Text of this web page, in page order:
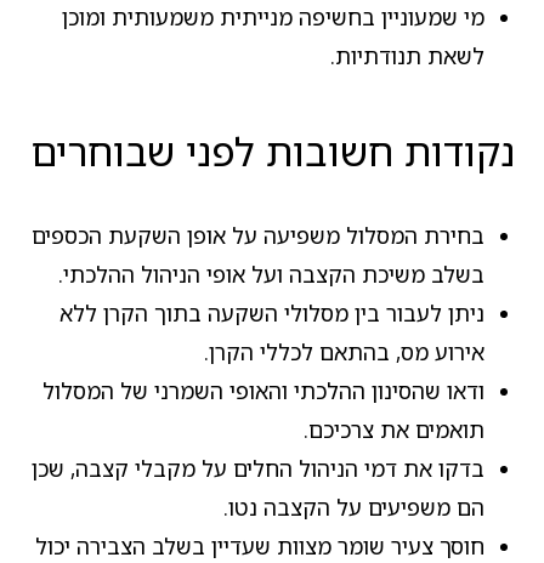
מי שמעוניין בחשיפה מנייתית משמעותית ומוכן
לשאת תנודתיות.
נקודות חשובות לפני שבוחרים
בחירת המסלול משפיעה על אופן השקעת הכספים
בשלב משיכת הקצבה ועל אופי הניהול ההלכתי.
ניתן לעבור בין מסלולי השקעה בתוך הקרן ללא
אירוע מס, בהתאם לכללי הקרן.
ודאו שהסינון ההלכתי והאופי השמרני של המסלול
תואמים את צרכיכם.
בדקו את דמי הניהול החלים על מקבלי קצבה, שכן
הם משפיעים על הקצבה נטו.
חוסך צעיר שומר מצוות שעדיין בשלב הצבירה יכול